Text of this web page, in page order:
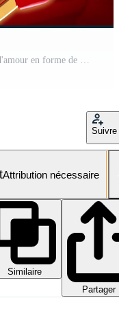
saint valentin fond abstrait rouge tunnel d'amour en forme de coeur pour boucle d'animation de mariage Vidéo Gratuite
Suivre
Attribution nécessaire
Similaire
Partager